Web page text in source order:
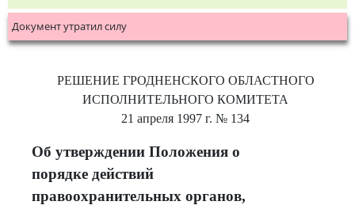
Документ утратил силу
РЕШЕНИЕ ГРОДНЕНСКОГО ОБЛАСТНОГО
ИСПОЛНИТЕЛЬНОГО КОМИТЕТА
21 апреля 1997 г. № 134
Об утверждении Положения о
порядке действий
правоохранительных органов,